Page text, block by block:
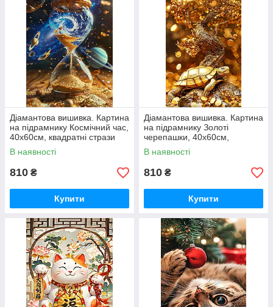
Діамантова вишивка. Картина
на підрамнику Космічний час,
40х60см, квадратні стрази
В наявності
810 ₴
Купити
Діамантова вишивка. Картина
на підрамнику Золоті
черепашки, 40х60см,
квадратні стрази
В наявності
810 ₴
Купити